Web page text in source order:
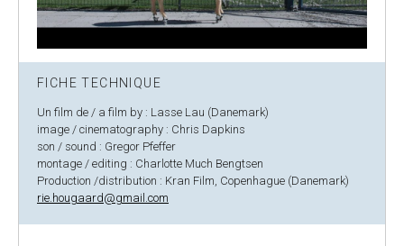
FICHE TECHNIQUE
Un film de / a film by : Lasse Lau (Danemark)
image / cinematography : Chris Dapkins
son / sound : Gregor Pfeffer
montage / editing : Charlotte Much Bengtsen
Production /distribution : Kran Film, Copenhague (Danemark)
rie.hougaard@gmail.com